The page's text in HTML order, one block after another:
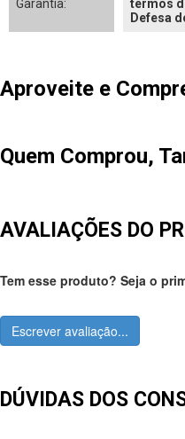
Garantia:
termos
Defesa
Aproveite e
Quem Comprou,
AVALIAÇÕES DO
Tem esse produto? Seja o
Escrever avaliação...
DÚVIDAS DOS